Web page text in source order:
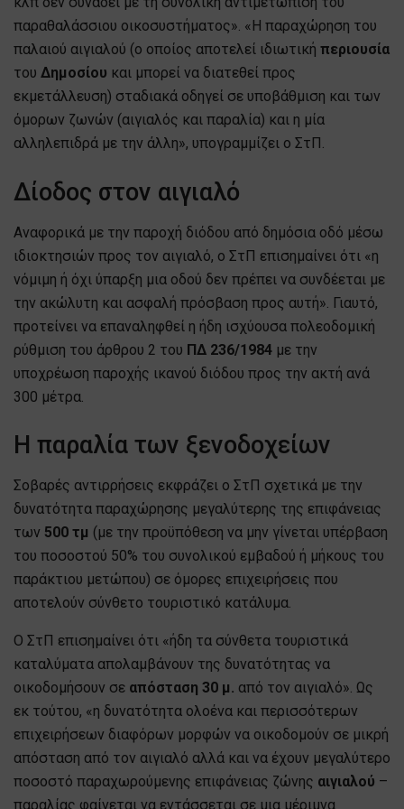
παραθαλάσσιου οικοσυστήματος». «Η παραχώρηση του
παλαιού αιγιαλού (ο οποίος αποτελεί ιδιωτική περιουσία
του Δημοσίου και μπορεί να διατεθεί προς
εκμετάλλευση) σταδιακά οδηγεί σε υποβάθμιση και των
όμορων ζωνών (αιγιαλός και παραλία) και η μία
αλληλεπιδρά με την άλλη», υπογραμμίζει ο ΣτΠ.
Δίοδος στον αιγιαλό
Αναφορικά με την παροχή διόδου από δημόσια οδό μέσω
ιδιοκτησιών προς τον αιγιαλό, ο ΣτΠ επισημαίνει ότι «η
νόμιμη ή όχι ύπαρξη μια οδού δεν πρέπει να συνδέεται με
την ακώλυτη και ασφαλή πρόσβαση προς αυτή». Γιαυτό,
προτείνει να επαναληφθεί η ήδη ισχύουσα πολεοδομική
ρύθμιση του άρθρου 2 του ΠΔ 236/1984 με την
υποχρέωση παροχής ικανού διόδου προς την ακτή ανά
300 μέτρα.
Η παραλία των ξενοδοχείων
Σοβαρές αντιρρήσεις εκφράζει ο ΣτΠ σχετικά με την
δυνατότητα παραχώρησης μεγαλύτερης της επιφάνειας
των 500 τμ (με την προϋπόθεση να μην γίνεται υπέρβαση
του ποσοστού 50% του συνολικού εμβαδού ή μήκους του
παράκτιου μετώπου) σε όμορες επιχειρήσεις που
αποτελούν σύνθετο τουριστικό κατάλυμα.
Ο ΣτΠ επισημαίνει ότι «ήδη τα σύνθετα τουριστικά
καταλύματα απολαμβάνουν της δυνατότητας να
οικοδομήσουν σε απόσταση 30 μ. από τον αιγιαλό». Ως
εκ τούτου, «η δυνατότητα ολοένα και περισσότερων
επιχειρήσεων διαφόρων μορφών να οικοδομούν σε μικρή
απόσταση από τον αιγιαλό αλλά και να έχουν μεγαλύτερο
ποσοστό παραχωρούμενης επιφάνειας ζώνης αιγιαλού –
παραλίας φαίνεται να εντάσσεται σε μια μέριμνα